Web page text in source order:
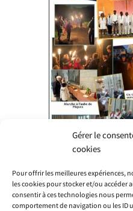
Gérer le
cookies
Pour offrir les meilleures expériences,
les cookies pour stocker et/ou accéder
consentir à ces technologies nous
comportement de navigation ou les ID